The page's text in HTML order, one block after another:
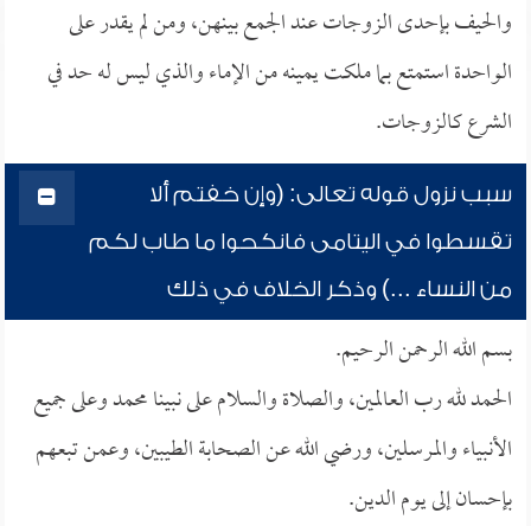
والحيف بإحدى الزوجات عند الجمع بينهن، ومن لم يقدر على
الواحدة استمتع بما ملكت يمينه من الإماء والذي ليس له حد في
الشرع كالزوجات.
سبب نزول قوله تعالى: (وإن خفتم ألا
تقسطوا في اليتامى فانكحوا ما طاب لكم
من النساء ...) وذكر الخلاف في ذلك
بسم الله الرحمن الرحيم.
الحمد لله رب العالمين، والصلاة والسلام على نبينا محمد وعلى جميع
الأنبياء والمرسلين، ورضي الله عن الصحابة الطيبين، وعمن تبعهم
بإحسان إلى يوم الدين.